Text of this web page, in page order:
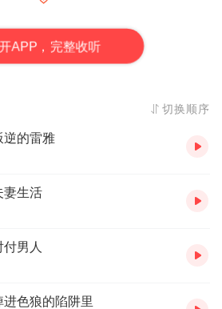
，便可快速阅读小说文字版全
开APP，完整收听
切换顺序
逆的雷雅
妻生活
男人
色狼的陷阱里